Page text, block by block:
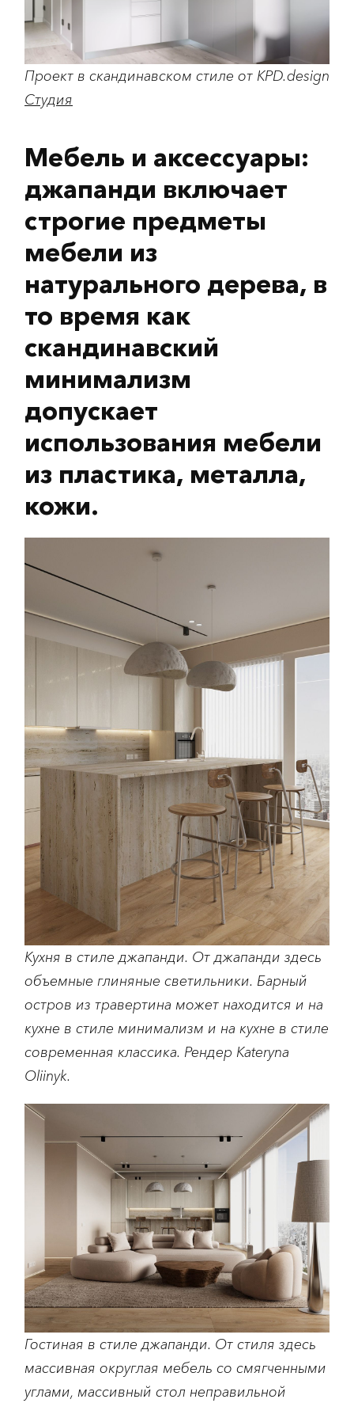
Проект в скандинавском стиле от KPD.design
Студия
Мебель и аксессуары:
джапанди включает
строгие предметы
мебели из
натурального дерева, в
то время как
скандинавский
минимализм
допускает
использования мебели
из пластика, металла,
кожи.
Кухня в стиле джапанди. От джапанди здесь
объемные глиняные светильники. Барный
остров из травертина может находится и на
кухне в стиле минимализм и на кухне в стиле
современная классика. Рендер Kateryna
Oliinyk.
Гостиная в стиле джапанди. От стиля здесь
массивная округлая мебель со смягченными
углами, массивный стол неправильной